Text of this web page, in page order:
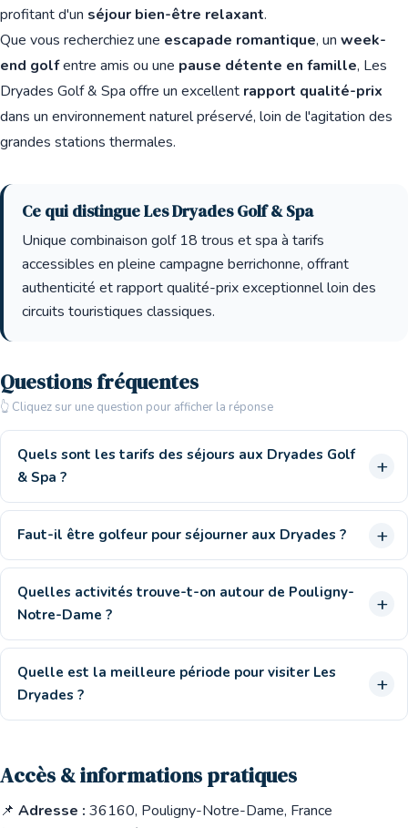
profitant d'un séjour bien-être relaxant.
Que vous recherchiez une escapade romantique, un week-
end golfentre amis ou une pause détente en famille, Les
Dryades Golf & Spa offre un excellent rapport qualité-prix
dans un environnement naturel préservé, loin de l'agitation des
grandes stations thermales.
Ce qui distingue Les Dryades Golf & Spa
Unique combinaison golf 18 trous et spa à tarifs
accessibles en pleine campagne berrichonne, offrant
authenticité et rapport qualité-prix exceptionnel loin des
circuits touristiques classiques.
Questions fréquentes
👆 Cliquez sur une question pour afficher la réponse
Quels sont les tarifs des séjours aux Dryades Golf
& Spa ?
Faut-il être golfeur pour séjourner aux Dryades ?
Quelles activités trouve-t-on autour de Pouligny-
Notre-Dame ?
Quelle est la meilleure période pour visiter Les
Dryades ?
Accès & informations pratiques
📌 Adresse : 36160, Pouligny-Notre-Dame, France